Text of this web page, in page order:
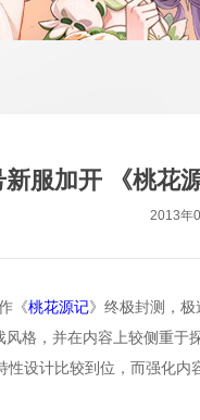
新服加开 《桃花
2013年
《桃花源记》终极封测，
格，并在内容上较侧重
设计比较到位，而强化内